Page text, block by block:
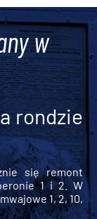
w
rondzie
się remont
1 i 2. W
1, 2, 10,